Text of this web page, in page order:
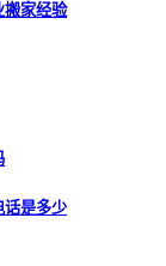
搬家经验
话是多少